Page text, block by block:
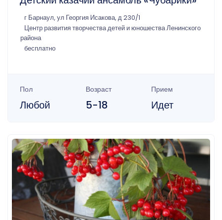
г Барнаул, ул Георгия Исакова, д 230/1
Центр развития творчества детей и юношества Ленинского
района
бесплатно
Пол
Любой
Возраст
5-18
Прием
Идет